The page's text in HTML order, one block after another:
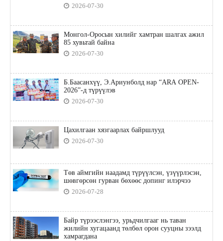
2026-07-30
Монгол-Оросын хилийг хамтран шалгах ажил
85 хувьтай байна
2026-07-30
Б.Баасанхүү, Э.Ариунболд нар “ARA OPEN-
2026”-д түрүүлэв
2026-07-30
Цахилгаан хязгаарлах байршлууд
2026-07-30
Төв аймгийн наадамд түрүүлсэн, үзүүрлэсэн,
шөвгөрсөн гурван бөхөөс допинг илэрчээ
2026-07-28
Байр түрээслэнгээ, урьдчилгааг нь таван
жилийн хугацаанд төлбөл орон сууцны зээлд
хамрагдана